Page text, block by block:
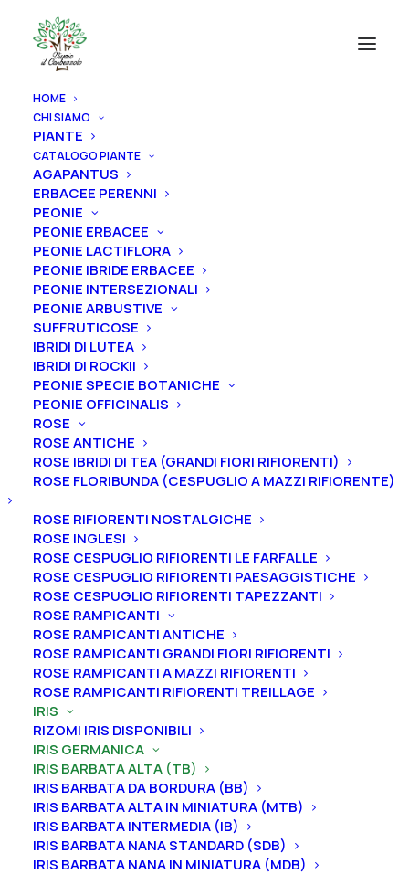
HOME
CHI SIAMO
PIANTE
CATALOGO PIANTE
AGAPANTUS
ERBACEE PERENNI
PEONIE
PEONIE ERBACEE
PEONIE LACTIFLORA
PEONIE IBRIDE ERBACEE
PEONIE INTERSEZIONALI
PEONIE ARBUSTIVE
SUFFRUTICOSE
IBRIDI DI LUTEA
IBRIDI DI ROCKII
PEONIE SPECIE BOTANICHE
PEONIE OFFICINALIS
ROSE
ROSE ANTICHE
ROSE IBRIDI DI TEA (GRANDI FIORI RIFIORENTI)
ROSE FLORIBUNDA (CESPUGLIO A MAZZI RIFIORENTE)
ROSE RIFIORENTI NOSTALGICHE
ROSE INGLESI
ROSE CESPUGLIO RIFIORENTI LE FARFALLE
ROSE CESPUGLIO RIFIORENTI PAESAGGISTICHE
ROSE CESPUGLIO RIFIORENTI TAPEZZANTI
ROSE RAMPICANTI
ROSE RAMPICANTI ANTICHE
ROSE RAMPICANTI GRANDI FIORI RIFIORENTI
ROSE RAMPICANTI A MAZZI RIFIORENTI
ROSE RAMPICANTI RIFIORENTI TREILLAGE
IRIS
RIZOMI IRIS DISPONIBILI
IRIS GERMANICA
IRIS BARBATA ALTA (TB)
IRIS BARBATA DA BORDURA (BB)
IRIS BARBATA ALTA IN MINIATURA (MTB)
IRIS BARBATA INTERMEDIA (IB)
IRIS BARBATA NANA STANDARD (SDB)
IRIS BARBATA NANA IN MINIATURA (MDB)
Home Iris Iris germanica
Iris germanica “Escape From Boredom”
Iris germanica “Escape
From Boredom”
From5,00€
L’iris germanica “Escape From Boredom
color pesca con sfumature color crema burro, ali
color crema con bordi viola, sfumati in un’ampia
fascia color pesca chiaro e un margine color crema
stretto, barbe arancioni, profumo leggermente
speziato.Altezza 91 cm. Fioritura precoce o